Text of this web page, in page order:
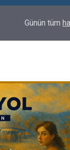
Y.A.A.Y.D. Derneği
Günün tüm